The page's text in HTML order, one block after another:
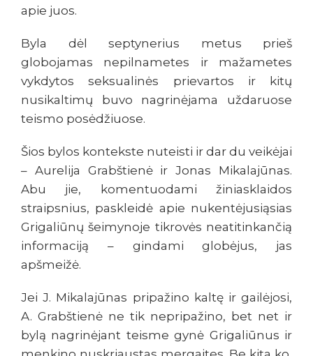
apie juos.
Byla dėl septynerius metus prieš
globojamas nepilnametes ir mažametes
vykdytos seksualinės prievartos ir kitų
nusikaltimų buvo nagrinėjama uždaruose
teismo posėdžiuose.
Šios bylos kontekste nuteisti ir dar du veikėjai
– Aurelija Grabštienė ir Jonas Mikalajūnas.
Abu jie, komentuodami žiniasklaidos
straipsnius, paskleidė apie nukentėjusiąsias
Grigaliūnų šeimynoje tikrovės neatitinkančią
informaciją – gindami globėjus, jas
apšmeižė.
Jei J. Mikalajūnas pripažino kaltę ir gailėjosi,
A. Grabštienė ne tik nepripažino, bet net ir
bylą nagrinėjant teisme gynė Grigaliūnus ir